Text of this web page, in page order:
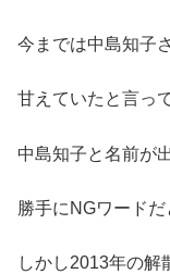
今までは中島知子
甘えていたと言っ
中島知子と名前が
勝手にNGワード
しかし2013年の解